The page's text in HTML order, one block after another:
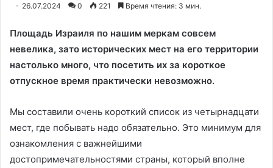
26.07.2024 0 221 Время чтения: 3 мин.
Площадь Израиля по нашим меркам совсем
невелика, зато исторических мест на его территории
настолько много, что посетить их за короткое
отпускное время практически невозможно.
Мы составили очень короткий список из четырнадцати
мест, где побывать надо обязательно. Это минимум для
ознакомления с важнейшими
достопримечательностями страны, который вполне